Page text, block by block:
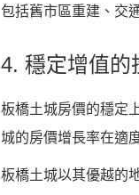
包括舊市區重建、交
4. 穩定增值的
板橋土城房價的穩定
城的房價增長率在適
板橋土城以其優越的